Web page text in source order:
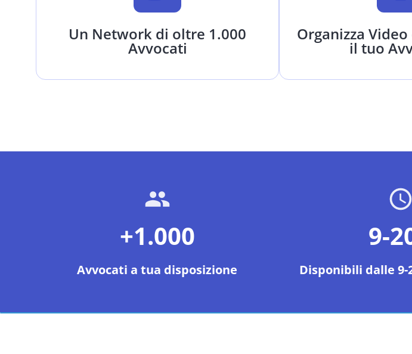
Un Network di oltre 1.000
Avvocati
Organizza
il tuo
+1.000
Avvocati a tua disposizione
9-
Disponibili dalle 9-